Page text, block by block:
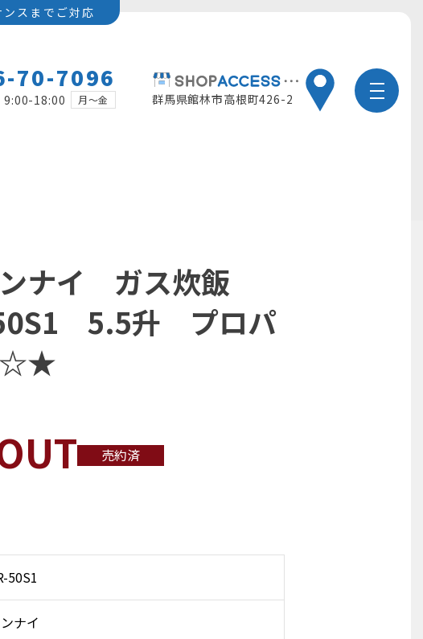
ンスまでご対応
70-7096
9:00-18:00 月～金 群馬県館林市高根町426-2
イ ガス炊飯
5.5升 プロパ
☆★
売約済
50S1
ナイ